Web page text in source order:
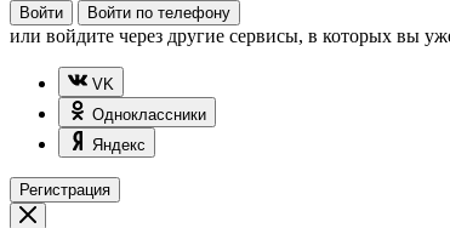
Войти Войти по телефону
или войдите через другие сервисы, в которых вы
VK
Одноклассники
Яндекс
Регистрация